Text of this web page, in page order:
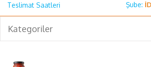
Teslimat Saatleri Şube:
Kategoriler